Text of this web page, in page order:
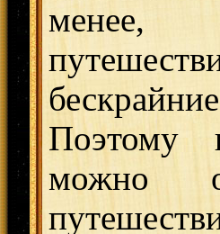
менее,
Поэтому
можно